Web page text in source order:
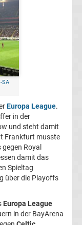
SA
Europa League.
in der
und steht damit
Frankfurt musste
gegen Royal
damit das
Spieltag
über die Playoffs
Europa League
in der BayArena